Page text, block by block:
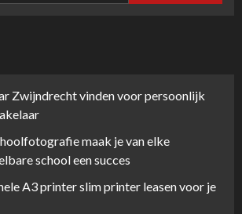
Zwijndrecht vinden voor persoonlijk
maak je van elke
school een succes
A3 printer slim printer leasen voor je